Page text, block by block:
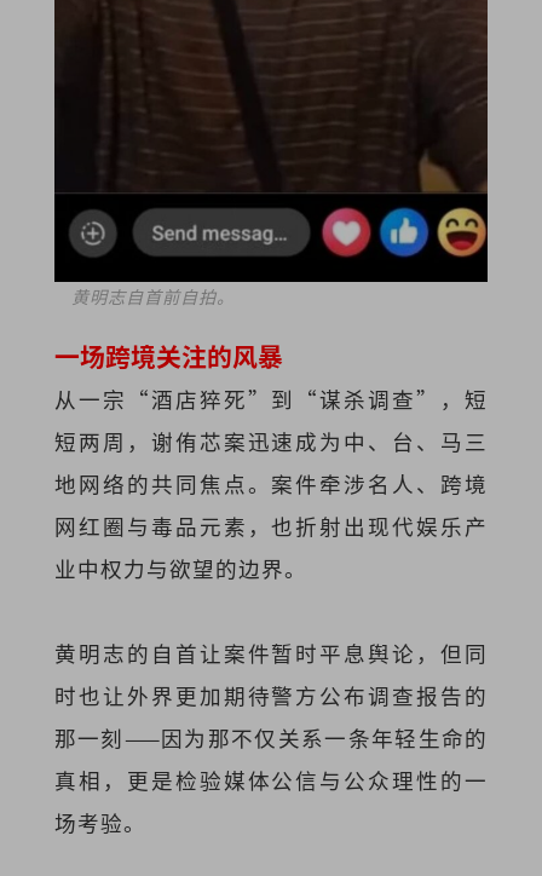
黄明志自首前自拍。
一场跨境关注的风暴
从一宗“酒店猝死”到“谋杀调查”，短
短两周，谢侑芯案迅速成为中、台、马三
地网络的共同焦点。案件牵涉名人、跨境
网红圈与毒品元素，也折射出现代娱乐产
业中权力与欲望的边界。
黄明志的自首让案件暂时平息舆论，但同
时也让外界更加期待警方公布调查报告的
那一刻——因为那不仅关系一条年轻生命的
真相，更是检验媒体公信与公众理性的一
场考验。